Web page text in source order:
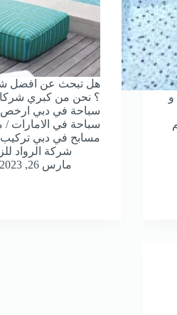
و
هل تبحث عن افضل
؟ نحن من كبري
سباحة في دبي ارخص
سباحة في الامارات
مسابح في دبي
شركة الرواد
مارس 26, 2023